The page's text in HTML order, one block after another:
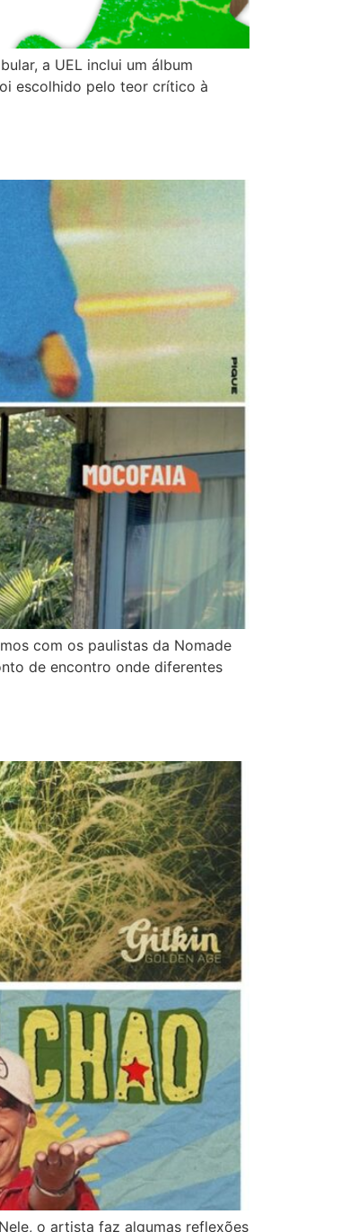
a UEL inclui um álbum
escolhido pelo teor crítico à
com os paulistas da Nomade
de encontro onde diferentes
o artista faz algumas reflexões